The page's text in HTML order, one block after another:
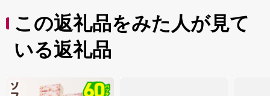
この返礼品をみた人が見て
いる返礼品